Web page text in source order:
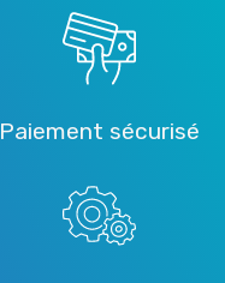
Paiement sécurisé